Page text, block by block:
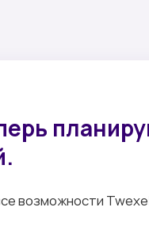
возможности